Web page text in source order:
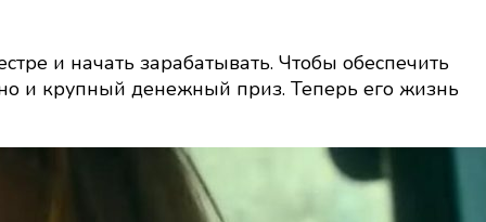
и начать зарабатывать. Чтобы обеспечить
и крупный денежный приз. Теперь его жизнь